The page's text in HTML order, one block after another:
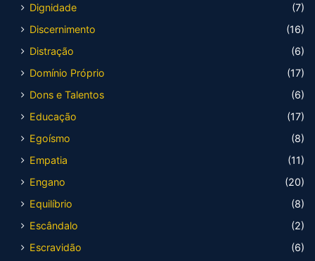
Dignidade
(7)
Discernimento
(16)
Distração
(6)
Domínio Próprio
(17)
Dons e Talentos
(6)
Educação
(17)
Egoísmo
(8)
Empatia
(11)
Engano
(20)
Equilíbrio
(8)
Escândalo
(2)
Escravidão
(6)